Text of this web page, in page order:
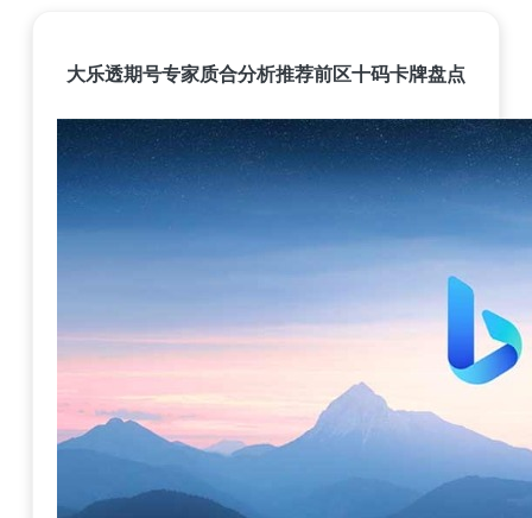
大乐透期号专家质合分析推荐前区十码卡牌盘点